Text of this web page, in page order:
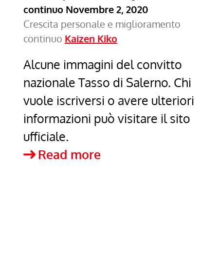
continuo Novembre 2, 2020
Crescita personale e miglioramento
continuo Kaizen Kiko
Alcune immagini del convitto
nazionale Tasso di Salerno. Chi
vuole iscriversi o avere ulteriori
informazioni può visitare il sito
ufficiale.
Read moreVolando